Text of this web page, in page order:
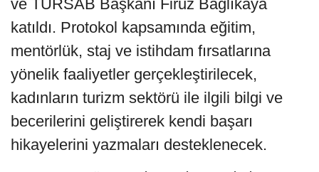
ve TÜRSAB Başkanı Firuz Bağlıkaya
katıldı. Protokol kapsamında eğitim,
mentörlük, staj ve istihdam fırsatlarına
yönelik faaliyetler gerçekleştirilecek,
kadınların turizm sektörü ile ilgili bilgi ve
becerilerini geliştirerek kendi başarı
hikayelerini yazmaları desteklenecek.